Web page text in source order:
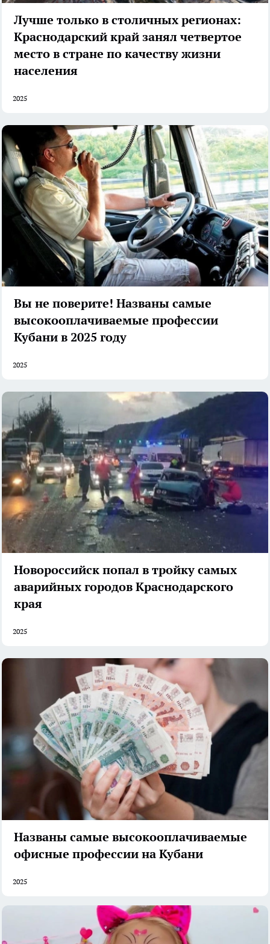
Лучше только в столичных регионах:
Краснодарский край занял четвертое
место в стране по качеству жизни
населения
2025
Вы не поверите! Названы самые
высокооплачиваемые профессии
Кубани в 2025 году
2025
Новороссийск попал в тройку самых
аварийных городов Краснодарского
края
2025
Названы самые высокооплачиваемые
офисные профессии на Кубани
2025